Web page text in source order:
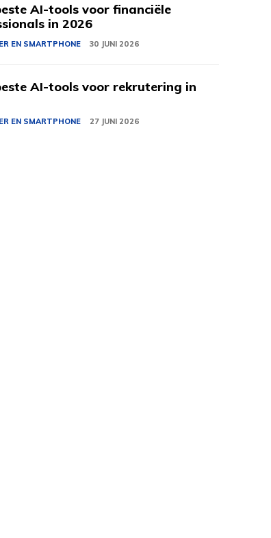
AI-tools voor financiële
in 2026
EN SMARTPHONE 30 JUNI 2026
AI-tools voor rekrutering in
EN SMARTPHONE 27 JUNI 2026